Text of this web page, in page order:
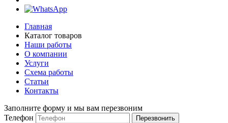
Главная
Каталог товаров
Наши работы
О компании
Услуги
Схема работы
Статьи
Контакты
Заполните форму и мы вам перезвоним
Телефон
Перезвонить